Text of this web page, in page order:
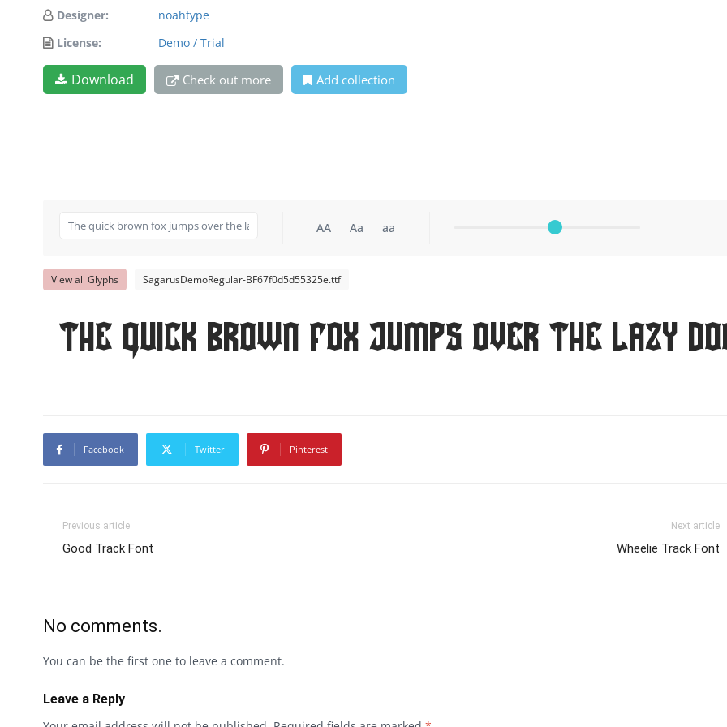
Designer:
noahtype
License:
Demo / Trial
Download Check out more Add collection
AA Aa aa
View all Glyphs SagarusDemoRegular-BF67f0d5d55325e.ttf
The quick brown fox jumps over the lazy
Facebook Twitter Pinterest
Previous article
Good Track Font
Next article
Wheelie Track Font
No comments.
You can be the first one to leave a comment.
Leave a Reply